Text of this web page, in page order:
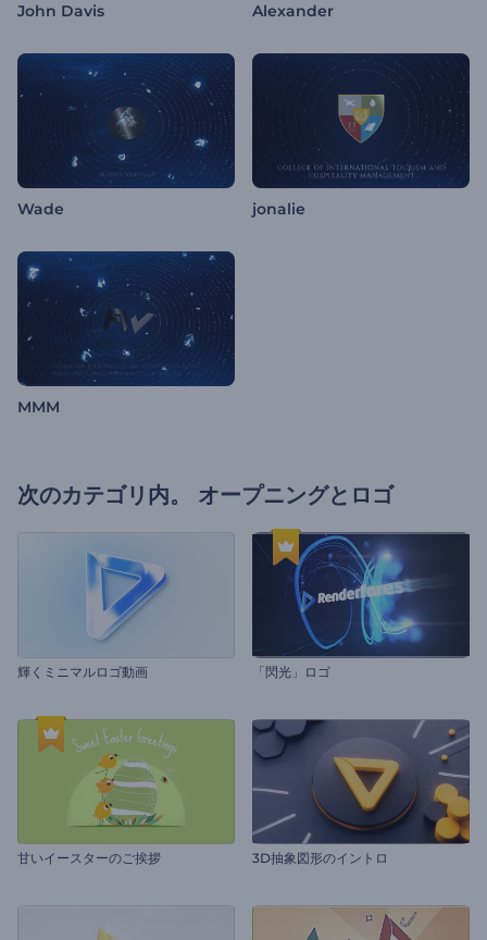
John Davis Alexander
Wade jonalie
MMM
次のカテゴリ内。 オープニングとロゴ
輝くミニマルロゴ動画 「閃光」ロゴ
甘いイースターのご挨拶 3D抽象図形のイントロ